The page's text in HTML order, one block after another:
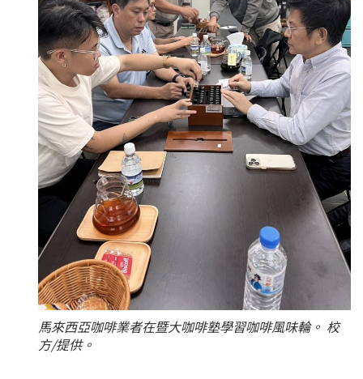
馬來西亞咖啡業者在暨大咖啡塾學習咖啡風味輪。 校
方/提供。